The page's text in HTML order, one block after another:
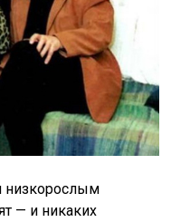
— и никаких